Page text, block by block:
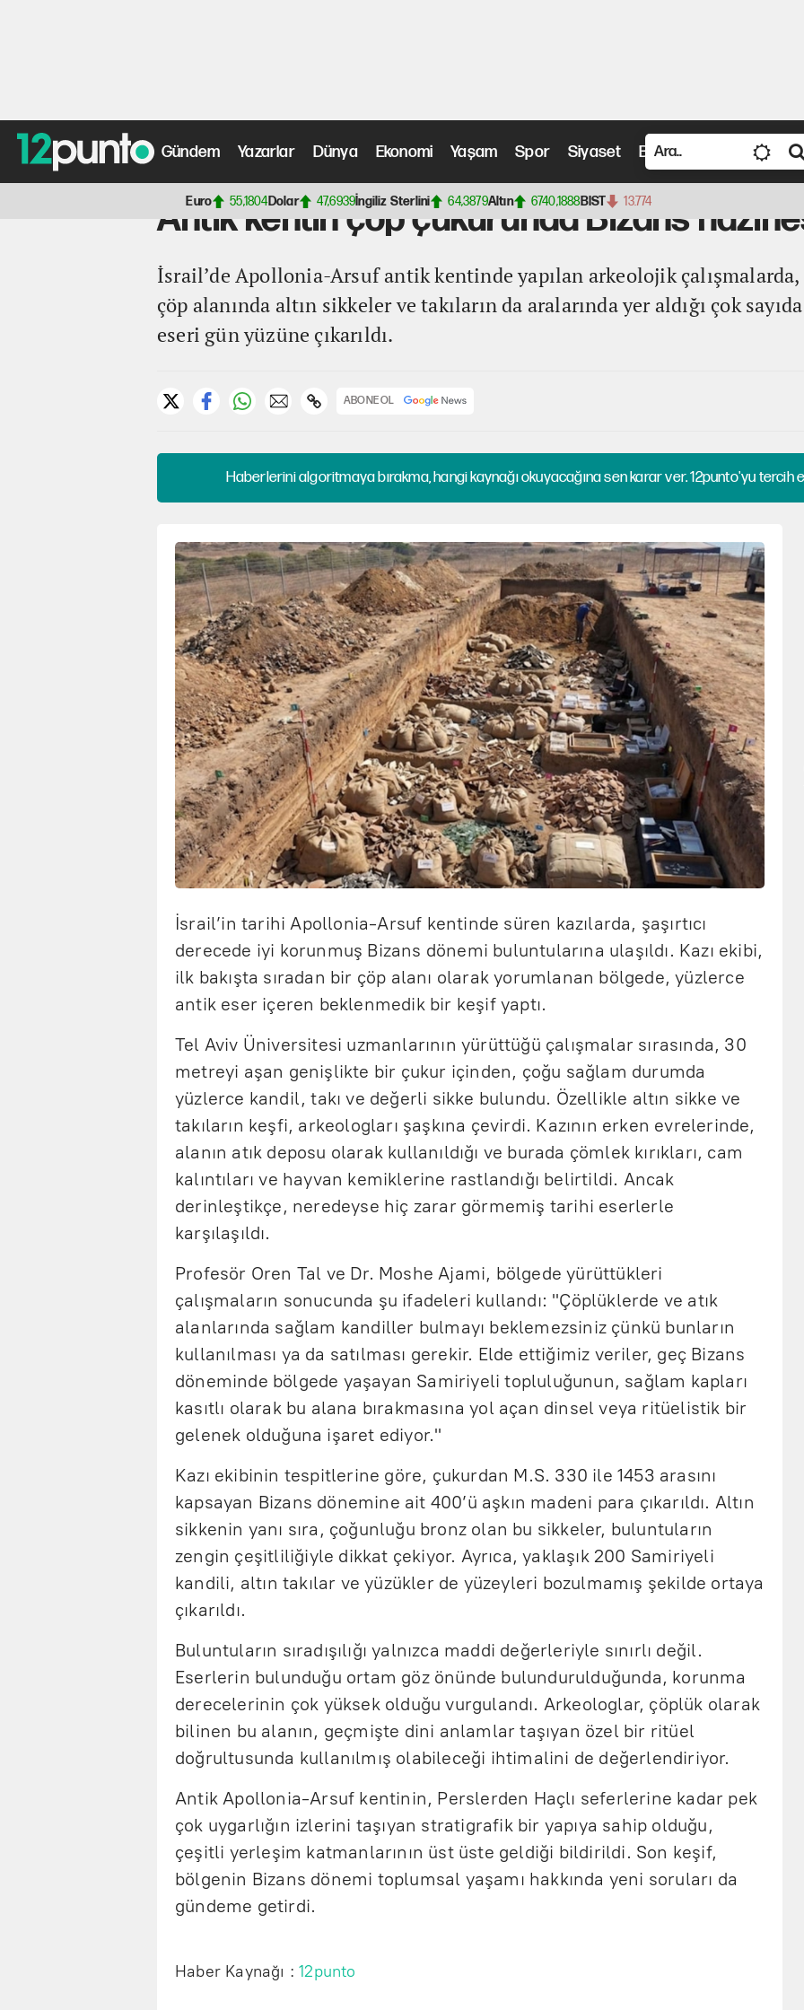
Gündem Yazarlar Dünya Ekonomi Yaşam Spor Siyaset Bilim ve Teknoloji
Euro 55,1804Dolar 47,6939İngiliz Sterlini 64,3879Altın 6740,1888BIST 13.774
Anasayfa>Kültür Sanat Haberleri > Antik kentin çöp çukurunda Bizans hazinesi bulundu
Antik kentin çöp çukurunda Bizans
İsrail’de Apollonia-Arsuf antik kentinde yapılan arkeolojik çalışmalarda,
çöp alanında altın sikkeler ve takıların da aralarında yer aldığı çok
eseri gün yüzüne çıkarıldı.
ABONE OL
Haberlerini algoritmaya bırakma, hangi kaynağı okuyacağına sen karar ver. 12punto'yu tercih
İsrail’in tarihi Apollonia-Arsuf kentinde süren kazılarda, şaşırtıcı
derecede iyi korunmuş Bizans dönemi buluntularına ulaşıldı. Kazı ekibi,
ilk bakışta sıradan bir çöp alanı olarak yorumlanan bölgede, yüzlerce
antik eser içeren beklenmedik bir keşif yaptı.
Tel Aviv Üniversitesi uzmanlarının yürüttüğü çalışmalar sırasında, 30
metreyi aşan genişlikte bir çukur içinden, çoğu sağlam durumda
yüzlerce kandil, takı ve değerli sikke bulundu. Özellikle altın sikke ve
takıların keşfi, arkeologları şaşkına çevirdi. Kazının erken evrelerinde,
alanın atık deposu olarak kullanıldığı ve burada çömlek kırıkları, cam
kalıntıları ve hayvan kemiklerine rastlandığı belirtildi. Ancak
derinleştikçe, neredeyse hiç zarar görmemiş tarihi eserlerle
karşılaşıldı.
Profesör Oren Tal ve Dr. Moshe Ajami, bölgede yürüttükleri
çalışmaların sonucunda şu ifadeleri kullandı: "Çöplüklerde ve atık
alanlarında sağlam kandiller bulmayı beklemezsiniz çünkü bunların
kullanılması ya da satılması gerekir. Elde ettiğimiz veriler, geç Bizans
döneminde bölgede yaşayan Samiriyeli topluluğunun, sağlam kapları
kasıtlı olarak bu alana bırakmasına yol açan dinsel veya ritüelistik bir
gelenek olduğuna işaret ediyor."
Kazı ekibinin tespitlerine göre, çukurdan M.S. 330 ile 1453 arasını
kapsayan Bizans dönemine ait 400’ü aşkın madeni para çıkarıldı. Altın
sikkenin yanı sıra, çoğunluğu bronz olan bu sikkeler, buluntuların
zengin çeşitliliğiyle dikkat çekiyor. Ayrıca, yaklaşık 200 Samiriyeli
kandili, altın takılar ve yüzükler de yüzeyleri bozulmamış şekilde ortaya
çıkarıldı.
Buluntuların sıradışılığı yalnızca maddi değerleriyle sınırlı değil.
Eserlerin bulunduğu ortam göz önünde bulundurulduğunda, korunma
derecelerinin çok yüksek olduğu vurgulandı. Arkeologlar, çöplük olarak
bilinen bu alanın, geçmişte dini anlamlar taşıyan özel bir ritüel
doğrultusunda kullanılmış olabileceği ihtimalini de değerlendiriyor.
Antik Apollonia-Arsuf kentinin, Perslerden Haçlı seferlerine kadar pek
çok uygarlığın izlerini taşıyan stratigrafik bir yapıya sahip olduğu,
çeşitli yerleşim katmanlarının üst üste geldiği bildirildi. Son keşif,
bölgenin Bizans dönemi toplumsal yaşamı hakkında yeni soruları da
gündeme getirdi.
Haber Kaynağı :12punto